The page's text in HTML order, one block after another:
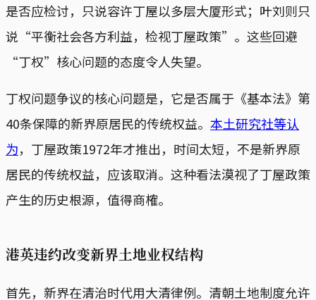
是否应检讨，只说容许丁屋以多层大厦形式；叶刘则只
说“平衡社会各方利益，检视丁屋政策”。这些回避
“丁权”核心问题的态度令人失望。
丁权问题争议的核心问题是，它是否属于《基本法》第
40条保障的新界原居民的传统权益。 本土研究社等认
为，丁屋政策1972年才推出，时间太短，不是新界原
居民的传统权益，应该取消。这种看法漠视了丁屋政策
产生的历史根源，值得商榷。
港英违约改变新界土地业权结构
首先，新界在清治时代用大清律例。清朝土地制度允许